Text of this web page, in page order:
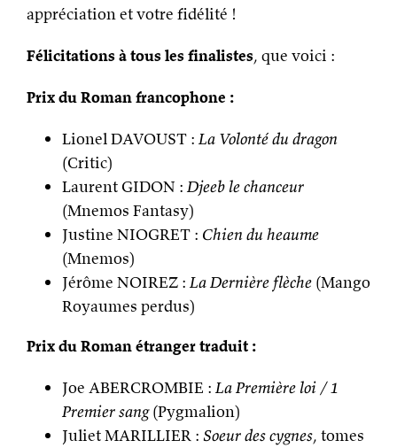
appréciation et votre fidélité !
Félicitations à tous les finalistes, que voici :
Prix du Roman francophone :
Lionel DAVOUST : La Volonté du dragon
(Critic)
Laurent GIDON : Djeeb le chanceur
(Mnemos Fantasy)
Justine NIOGRET : Chien du heaume
(Mnemos)
Jérôme NOIREZ : La Dernière flèche (Mango
Royaumes perdus)
Prix du Roman étranger traduit :
Joe ABERCROMBIE : La Première loi / 1
Premier sang(Pygmalion)
Juliet MARILLIER : Soeur des cygnes, tomes